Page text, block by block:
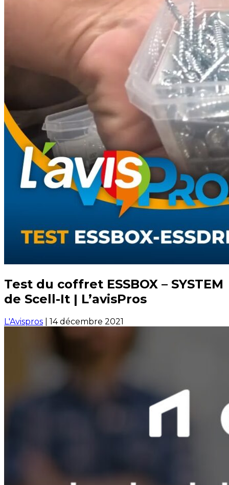
Test du coffret ESSBOX – SYSTEM
de Scell-It | L’avisPros
L'Avispros 14 décembre 2021